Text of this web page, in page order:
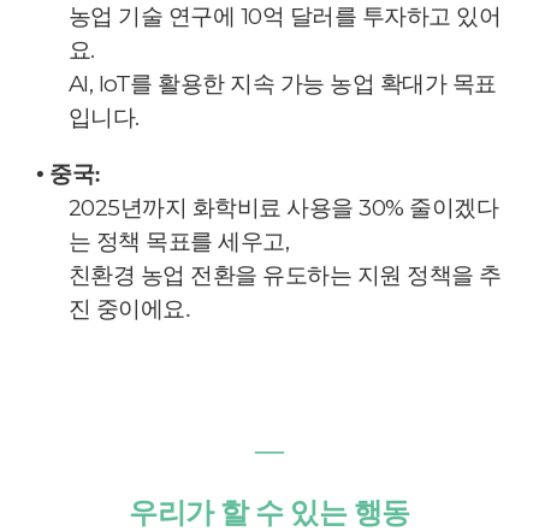
농업 기술 연구에 10억 달러를 투자하고 있어
요.
AI, IoT를 활용한 지속 가능 농업 확대가 목표
입니다.
• 중국:
2025년까지 화학비료 사용을 30% 줄이겠다
는 정책 목표를 세우고,
친환경 농업 전환을 유도하는 지원 정책을 추
진 중이에요.
―
우리가 할 수 있는 행동